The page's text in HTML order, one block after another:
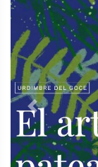
Previous